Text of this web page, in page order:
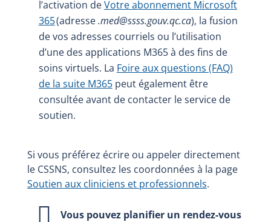
l’activation deVotre abonnement Microsoft
365(adresse.med@ssss.gouv.qc.ca), la fusion
de vos adresses courriels ou l’utilisation
d’une des applications M365 à des fins de
soins virtuels. La Foire aux questions (FAQ)
de la suite M365peut également être
consultée avant de contacter le service de
soutien.
Si vous préférez écrire ou appeler directement
le CSSNS, consultez les coordonnées à la page
Soutien aux cliniciens et professionnels.
Vous pouvez planifier un rendez-vous